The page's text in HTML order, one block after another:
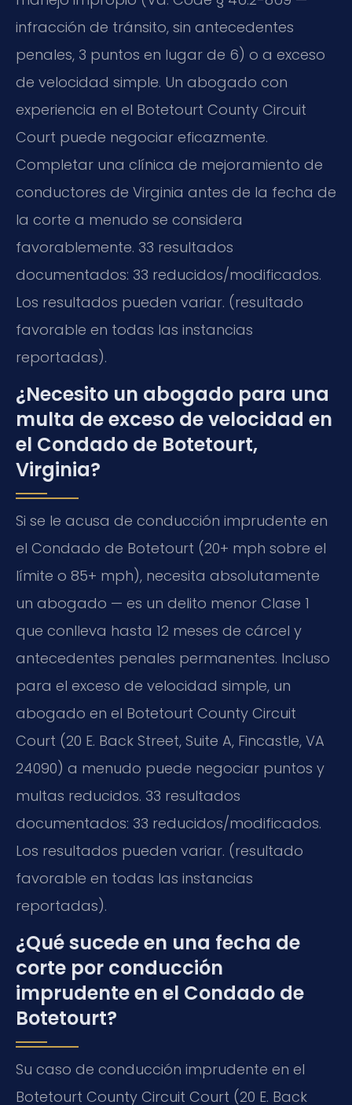
infracción de tránsito, sin antecedentes
penales, 3 puntos en lugar de 6) o a exceso
de velocidad simple. Un abogado con
experiencia en el Botetourt County Circuit
Court puede negociar eficazmente.
Completar una clínica de mejoramiento de
conductores de Virginia antes de la fecha de
la corte a menudo se considera
favorablemente. 33 resultados
documentados: 33 reducidos/modificados.
Los resultados pueden variar. (resultado
favorable en todas las instancias
reportadas).
¿Necesito un abogado para una
multa de exceso de velocidad en
el Condado de Botetourt,
Virginia?
Si se le acusa de conducción imprudente en
el Condado de Botetourt (20+ mph sobre el
límite o 85+ mph), necesita absolutamente
un abogado — es un delito menor Clase 1
que conlleva hasta 12 meses de cárcel y
antecedentes penales permanentes. Incluso
para el exceso de velocidad simple, un
abogado en el Botetourt County Circuit
Court (20 E. Back Street, Suite A, Fincastle, VA
24090) a menudo puede negociar puntos y
multas reducidos. 33 resultados
documentados: 33 reducidos/modificados.
Los resultados pueden variar. (resultado
favorable en todas las instancias
reportadas).
¿Qué sucede en una fecha de
corte por conducción
imprudente en el Condado de
Botetourt?
Su caso de conducción imprudente en el
Botetourt County Circuit Court (20 E. Back